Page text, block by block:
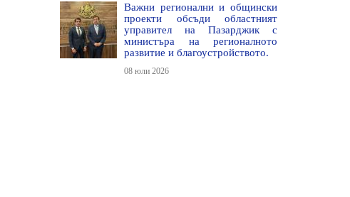
Важни регионални и общински
проекти обсъди областният
управител на Пазарджик с
министъра на регионалното
развитие и благоустройството.
08 юли 2026